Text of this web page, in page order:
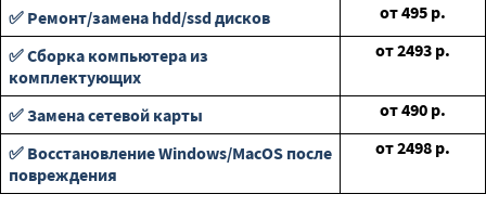
✅ Ремонт/замена hdd/ssd дисков
от495 р.
✅ Сборка компьютера из
комплектующих
от2493 р.
✅ Замена сетевой карты от490 р.
✅ Восстановление Windows/MacOS после
повреждения
от2498 р.